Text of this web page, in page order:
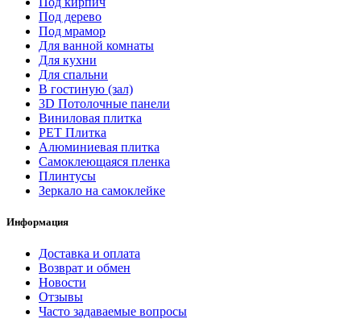
Под дерево
Под мрамор
Для ванной комнаты
Для кухни
Для спальни
В гостиную (зал)
3D Потолочные панели
Виниловая плитка
PET Плитка
Алюминиевая плитка
Самоклеющаяся пленка
Плинтусы
Зеркало на самоклейке
Информация
Доставка и оплата
Возврат и обмен
Новости
Отзывы
Часто задаваемые вопросы